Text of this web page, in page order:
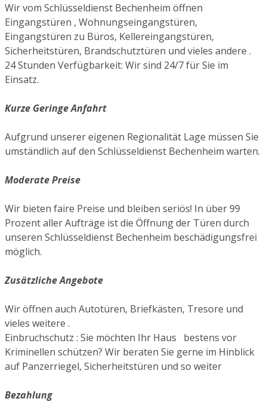
Wir vom Schlüsseldienst Bechenheim öffnen
Eingangstüren , Wohnungseingangstüren,
Eingangstüren zu Büros, Kellereingangstüren,
Sicherheitstüren, Brandschutztüren und vieles andere .
24 Stunden Verfügbarkeit: Wir sind 24/7 für Sie im
Einsatz.
Kurze Geringe Anfahrt
Aufgrund unserer eigenen Regionalität Lage müssen Sie
umständlich auf den Schlüsseldienst Bechenheim warten.
Moderate Preise
Wir bieten faire Preise und bleiben seriös! In über 99
Prozent aller Aufträge ist die Öffnung der Türen durch
unseren Schlüsseldienst Bechenheim beschädigungsfrei
möglich.
Zusätzliche Angebote
Wir öffnen auch Autotüren, Briefkästen, Tresore und
vieles weitere .
Einbruchschutz : Sie möchten Ihr Haus bestens vor
Kriminellen schützen? Wir beraten Sie gerne im Hinblick
auf Panzerriegel, Sicherheitstüren und so weiter
Bezahlung